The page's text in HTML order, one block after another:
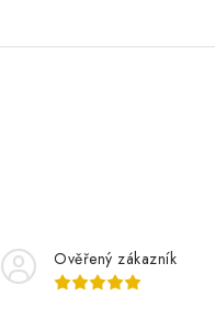
Ověřený zákazník